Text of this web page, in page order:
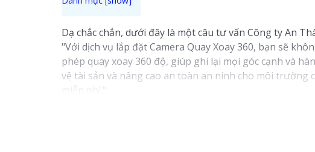
Dạ chắc chắn, dưới đây là một câu tư vấn Công ty An
"Với dịch vụ lắp đặt Camera Quay Xoay 360, bạn sẽ
phép quay xoay 360 độ, giúp ghi lại mọi góc cạnh và
vệ tài sản và nâng cao an toàn an ninh cho môi
miễn phí."
Hy vọng câu này sẽ giúp bạn trong việc giới thiệu dịch